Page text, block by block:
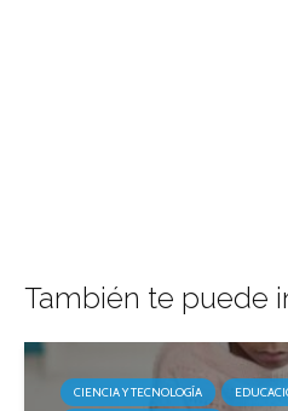
También te puede
CIENCIA Y TECNOLOGÍA